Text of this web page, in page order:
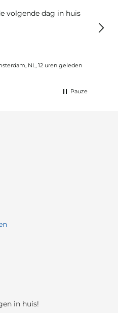
volgende dag in huis
NL, 12 uren geleden
Pauze
in huis!